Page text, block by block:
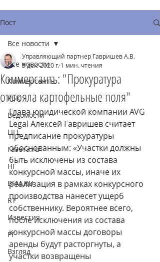
Пост
Все новости
Коммерсантъ
РБК
Ведомости
LIFE
Газета.ru
НГ
BFM.RU
RT
Известия
РГ
Взгляд
Все новости
Коммерсантъ: "Прокуратура
отстояла картофельные поля"
Управляющий партнер Гавришев А.В.
3 дек. 2020 г. 1 мин. чтения
Глава юридической компании AVG
Legal Алексей Гавришев считает
предписание прокуратуры
обоснованным: «Участки должны
быть исключены из состава
конкурсной массы, иначе их
реализация в рамках конкурсного
производства нанесет ущерб
собственнику. Вероятнее всего,
после исключения из состава
конкурсной массы договоры
аренды будут расторгнуты, а
участки возвращены